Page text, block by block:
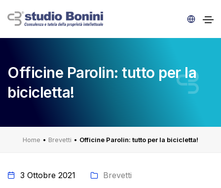
Officine Parolin: tutto per la
bicicletta!
Home • Brevetti • Officine Parolin: tutto per la bicicletta!
3 Ottobre 2021 Brevetti